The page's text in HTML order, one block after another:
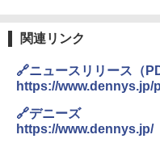
【セ
人
関連リンク
🔗ニュースリリース（
https://www.dennys.jp/
🔗デニーズ
https://www.dennys.jp/